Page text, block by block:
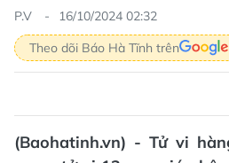
P.V
16/10/2024 02:32
Theo dõi Báo Hà Tĩnh trên
(Baohatinh.vn) - Tử vi